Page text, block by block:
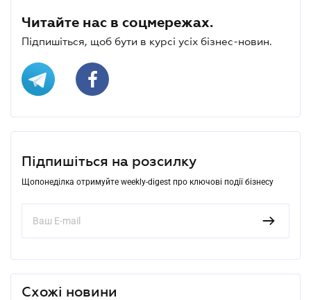
Читайте нас в соцмережах.
Підпишіться, щоб бути в курсі усіх бізнес-новин.
Підпишіться на розсилку
Щопонеділка отримуйте weekly-digest про ключові події бізнесу
Схожі новини